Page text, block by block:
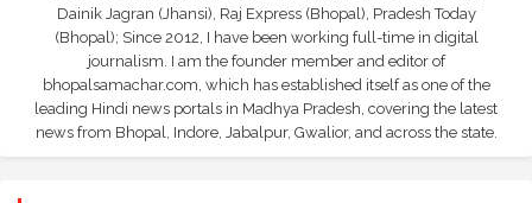
Dainik Jagran (Jhansi), Raj Express (Bhopal), Pradesh Today
(Bhopal); Since 2012, I have been working full-time in digital
journalism. I am the founder member and editor of
bhopalsamachar.com, which has established itself as one of the
leading Hindi news portals in Madhya Pradesh, covering the latest
news from Bhopal, Indore, Jabalpur, Gwalior, and across the state.